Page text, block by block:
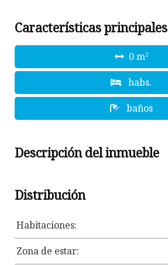
Características principales
0 m2
habs.
baños
Descripción del inmueble
Distribución
Habitaciones:
Zona de estar: